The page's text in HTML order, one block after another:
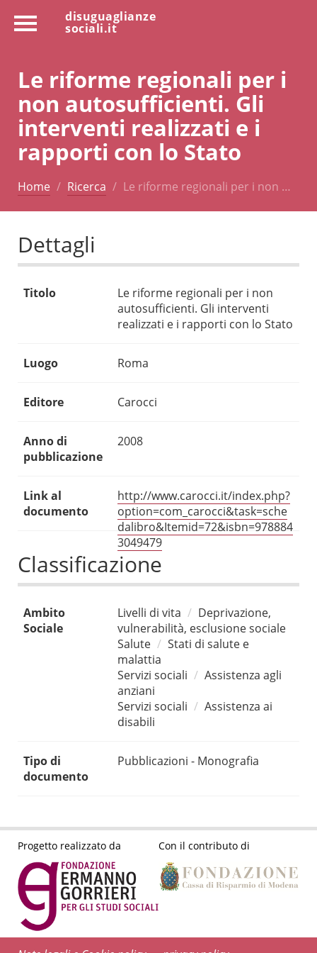
disuguaglianze
sociali.it
Le riforme regionali per i
non autosufficienti. Gli
interventi realizzati e i
rapporti con lo Stato
Home Ricerca Le riforme regionali per i non …
Dettagli
Titolo
Le riforme regionali per i non
autosufficienti. Gli interventi
realizzati e i rapporti con lo Stato
Luogo Roma
Editore Carocci
Anno di
pubblicazione
2008
Link al
documento
http://www.carocci.it/index.php?
option=com_carocci&task=sche
dalibro&Itemid=72&isbn=978884
3049479
Classificazione
Ambito
Sociale
Livelli di vita
Deprivazione,
vulnerabilità, esclusione sociale
Salute
Stati di salute e
malattia
Servizi sociali
Assistenza agli
anziani
Servizi sociali
Assistenza ai
disabili
Tipo di
documento
Pubblicazioni - Monografia
Progetto realizzato da Con il contributo di